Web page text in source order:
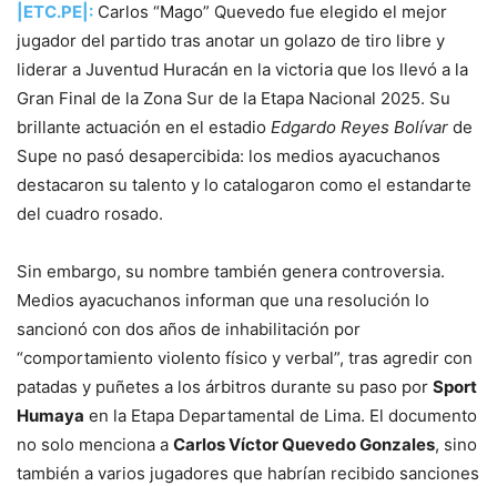
|ETC.PE|: Carlos “Mago” Quevedo fue elegido el mejor
jugador del partido tras anotar un golazo de tiro libre y
liderar a Juventud Huracán en la victoria que los llevó a la
Gran Final de la Zona Sur de la Etapa Nacional 2025. Su
brillante actuación en el estadio Edgardo Reyes Bolívar de
Supe no pasó desapercibida: los medios ayacuchanos
destacaron su talento y lo catalogaron como el estandarte
del cuadro rosado.
Sin embargo, su nombre también genera controversia.
Medios ayacuchanos informan que una resolución lo
sancionó con dos años de inhabilitación por
“comportamiento violento físico y verbal”, tras agredir con
patadas y puñetes a los árbitros durante su paso por Sport
Humaya en la Etapa Departamental de Lima. El documento
no solo menciona a Carlos Víctor Quevedo Gonzales, sino
también a varios jugadores que habrían recibido sanciones